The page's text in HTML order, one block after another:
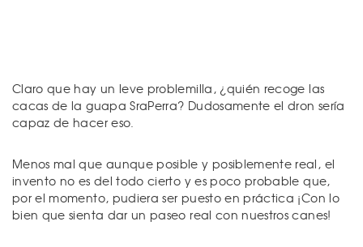
Claro que hay un leve problemilla, ¿quién recoge las
cacas de la guapa SraPerra? Dudosamente el dron sería
capaz de hacer eso.
Menos mal que aunque posible y posiblemente real, el
invento no es del todo cierto y es poco probable que,
por el momento, pudiera ser puesto en práctica ¡Con lo
bien que sienta dar un paseo real con nuestros canes!